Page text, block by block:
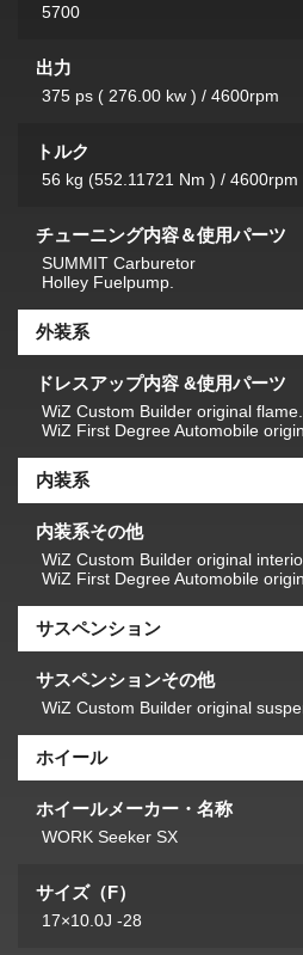
5700
出力
375 ps ( 276.00 kw ) / 4600rpm
トルク
56 kg (552.11721 Nm ) / 4600rpm
チューニング内容＆使用パーツ
SUMMIT Carburetor
Holley Fuelpump.
外装系
ドレスアップ内容 &使用パーツ
WiZ Custom Builder original flame.
WiZ First Degree Automobile
内装系
内装系その他
WiZ Custom Builder original
WiZ First Degree Automobile
サスペンション
サスペンションその他
WiZ Custom Builder original
ホイール
ホイールメーカー・名称
WORK Seeker SX
サイズ（F）
17×10.0J -28